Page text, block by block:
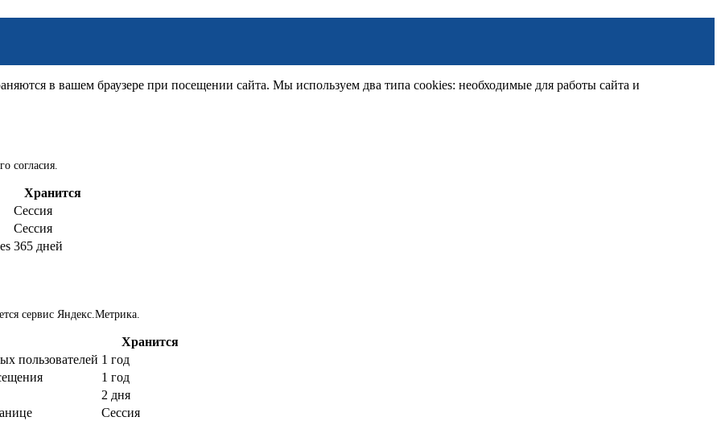
в вашем браузере при посещении сайта. Мы используем два типа cookies: необходимые для работы сайта и
согласия.
Хранится
Сессия
Сессия
365 дней
сервис Яндекс.Метрика.
Хранится
пользователей 1 год
1 год
2 дня
Сессия